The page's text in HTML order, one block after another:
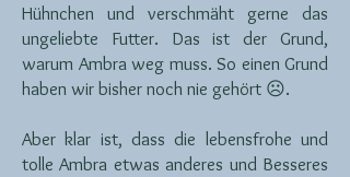
Hühnchen und verschmäht gerne das
ungeliebte Futter. Das ist der Grund,
warum Ambra weg muss. So einen Grund
haben wir bisher noch nie gehört ☹.
Aber klar ist, dass die lebensfrohe und
tolle Ambra etwas anderes und Besseres